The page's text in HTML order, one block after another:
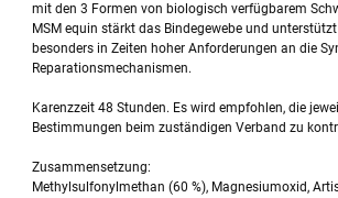
mit den 3 Formen von biologisch verfügbarem
MSM equin stärkt das Bindegewebe und
besonders in Zeiten hoher Anforderungen an die
Reparationsmechanismen.
Karenzzeit 48 Stunden. Es wird empfohlen, die
Bestimmungen beim zuständigen Verband zu
Zusammensetzung:
Methylsulfonylmethan (60 %), Magnesiumoxid,